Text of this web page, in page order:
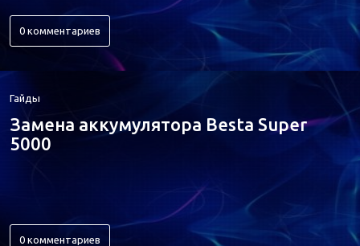
0 комментариев
Гайды
Замена аккумулятора Besta Super
5000
0 комментариев